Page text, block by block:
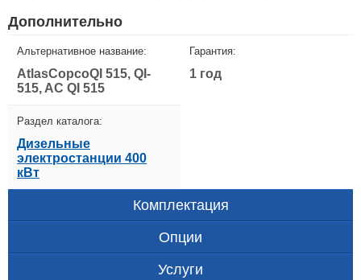
Дополнительно
Альтернативное название:
AtlasCopcoQI 515, QI-
515, AC QI 515
Гарантия:
1 год
Раздел каталога:
Дизельные
электростанции 400
кВт
Комплектация
Опции
Услуги